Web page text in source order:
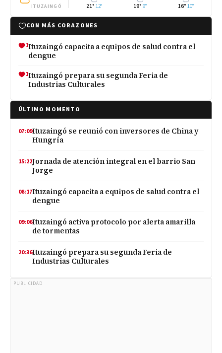
ITUZAINGÓ 21° 12° 19° 9° 16° 10°
CON MÁS CORAZONES
1Ituzaingó capacita a equipos de salud contra el
dengue
1Ituzaingó prepara su segunda Feria de
Industrias Culturales
ÚLTIMO MOMENTO
07:09Ituzaingó se reunió con inversores de China y
Hungría
15:22Jornada de atención integral en el barrio San
Jorge
08:17Ituzaingó capacita a equipos de salud contra el
dengue
09:06Ituzaingó activa protocolo por alerta amarilla
de tormentas
20:36Ituzaingó prepara su segunda Feria de
Industrias Culturales
PUBLICIDAD